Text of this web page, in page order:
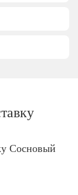
Сосновый